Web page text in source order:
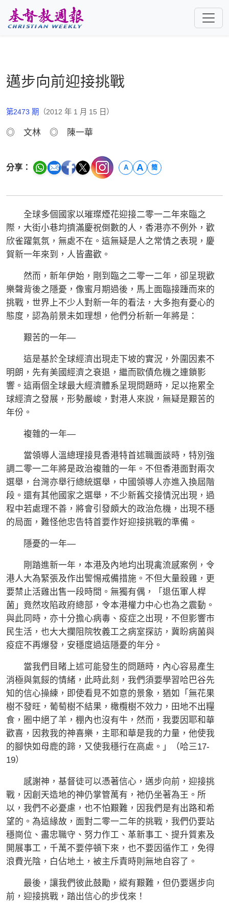
邁步向前迎接挑戰
第2473 期 （2012 年 1 月 15 日）
◎ 文林 ◎ 陳一華
分享： A A 簡
全球多個國家以璀璨煙花迎接二零一二年來臨之
際，大街小巷均擠滿慶祝倒數的人，香港亦不例外，歡
欣雀躍氣氛，無處不在。這無疑是人之常情之表現，慶
賀新一年來到，人皆盡歡。
然而，新年伊始，剛到臨之二零一二年，卻呈現歡
樂聲背後之隱憂，像蜜月期過後，馬上面臨接踵而來的
挑戰，世界上不少人對新一年的看法，大多抱有憂心的
態度，認為前景未如理想，他們分析新一年將是：
艱苦的一年—
這是基於全球經濟出現走下坡的實況，外圍因素不
明朗，先有美國經濟之衰退，繼而歐債危機之連鎖影
響。這兩個全球最大經濟體系呈現問題時，足以拖累全
球經濟之發展，形勢嚴峻，對港人來說，無疑是艱苦的
年份。
複雜的一年—
當領導人溫總理接見香港特首述職面談時，特別強
調二零一二年將是政治複雜的一年。不但香港面對兩次
選舉，台灣亦舉行總統選舉，中國領導人亦進入換屆階
段。還有其他國家之選舉，不少新舊交接情況出現，過
程中若處理不善，將會引發頗大的政治危機，出現不穩
的局面，難怪他忠告特首要作好迎接挑戰的準備。
隱憂的一年—
剛踏進新一年，本港及內地均出現禽流感案例，令
港人大為緊張及作出警惕戒備措施。不但大量殺雞，更
要禁止活雞出售一段時間。無獨有偶，「退伍軍人桿
菌」竟然攻陷政府總部，令本港權力中心也為之震動。
與此同時，亦十分擔心病毒、疫症之出現，不但影響市
民生活，也大大攔阻院牧義工之病室探訪，冀盼病菌與
疫症不再爆發，安穩度過這隱憂的年分。
當我們目睹上述可能發生的問題時，內心容易產生
消極與氣餒的情緒，此時此刻，我們須要學習哈巴谷先
知的信心操練，即使看見不如意的景象，猶如「無花果
樹不發旺，葡萄樹不結果，橄欖樹不效力，田地不出糧
食，圈中絕了羊，棚內也沒有牛，然而，我要因耶和華
歡喜，因救我的神喜樂，主耶和華是我的力量，他使我
的腳快如母鹿的蹄，又使我穩行在高處。」（哈三17-
19）
感謝神，基督徒可以憑著信心，邁步向前，迎接挑
戰，因創天造地的神仍掌管萬有，祂仍坐著為王。所
以，我們不必憂慮，也不怕艱難，因我們是有出路和希
望的。為這緣故，面對二零一二年的挑戰，我們仍要站
穩崗位、盡忠職守、努力作工、革新事工、提升質素及
開展事工，千萬不要停頓下來，也不要因循作工，免得
浪費光陰，白佔地土，被主斥責時則無地自容了。
最後，讓我們彼此鼓勵，縱有艱難，但仍要邁步向
前，迎接挑戰，踏出信心的步伐來！